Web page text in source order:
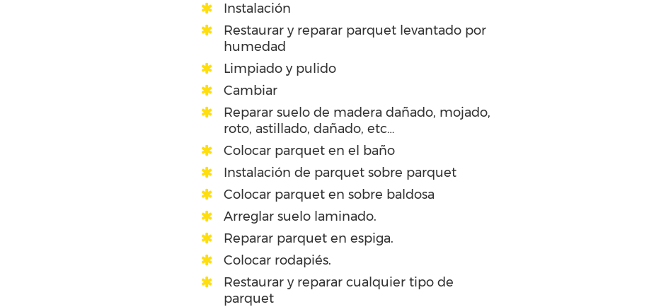
Instalación
Restaurar y reparar parquet levantado por
humedad
Limpiado y pulido
Cambiar
Reparar suelo de madera dañado, mojado,
roto, astillado, dañado, etc…
Colocar parquet en el baño
Instalación de parquet sobre parquet
Colocar parquet en sobre baldosa
Arreglar suelo laminado.
Reparar parquet en espiga.
Colocar rodapiés.
Restaurar y reparar cualquier tipo de
parquet